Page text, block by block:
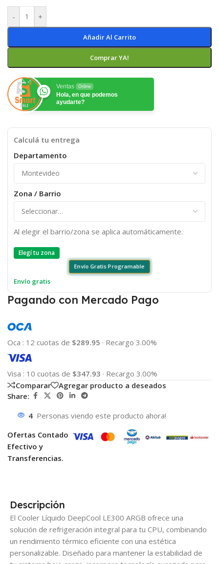
- +
Añadir Al Carrito
Comprar YA!
Ventas Online
Hola, en que podemos
ayudarte?
Calculá tu entrega
Departamento
Zona / Barrio
Al elegir el barrio/zona se aplica automáticamente.
Elegí tu zona
Envío Gratis Programable
Envío gratis
Pagando con Mercado Pago
Oca : 12 cuotas de $289.95 · Recargo 3.00%
Visa : 10 cuotas de $347.93 · Recargo 3.00%
Comparar
Agregar producto a deseados
Share:
4 Personas viendo este producto ahora!
Ofertas Contado
Efectivo y
Transferencias.
Descripción
El Cooler Líquido DeepCool LE300 ARGB ofrece una
solución de refrigeración integral para tu CPU, combinando
un rendimiento térmico eficiente con una estética
personalizable. Diseñado para mantener la estabilidad de